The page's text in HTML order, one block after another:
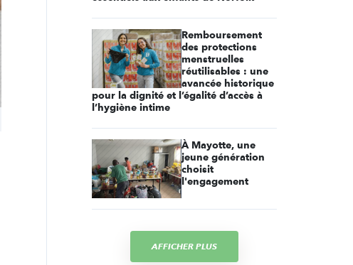
Remboursement
des protections
menstruelles
réutilisables : une
avancée historique
pour la dignité et l’égalité d’accès à
l’hygiène intime
À Mayotte, une
jeune génération
choisit
l'engagement
AFFICHER PLUS